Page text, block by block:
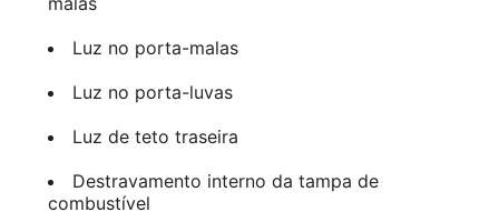
Luz no porta-malas
Luz no porta-luvas
Luz de teto traseira
Destravamento interno da tampa de
combustível